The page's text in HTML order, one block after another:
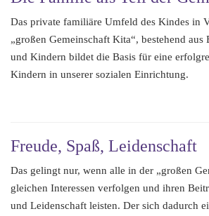
Das private familiäre Umfeld des Kindes in
„großen Gemeinschaft Kita“, bestehend aus
und Kindern bildet die Basis für eine
Kindern in unserer sozialen Einrichtung.
Freude, Spaß, Leidenschaft
Das gelingt nur, wenn alle in der „großen
gleichen Interessen verfolgen und ihren
und Leidenschaft leisten. Der sich dadurch